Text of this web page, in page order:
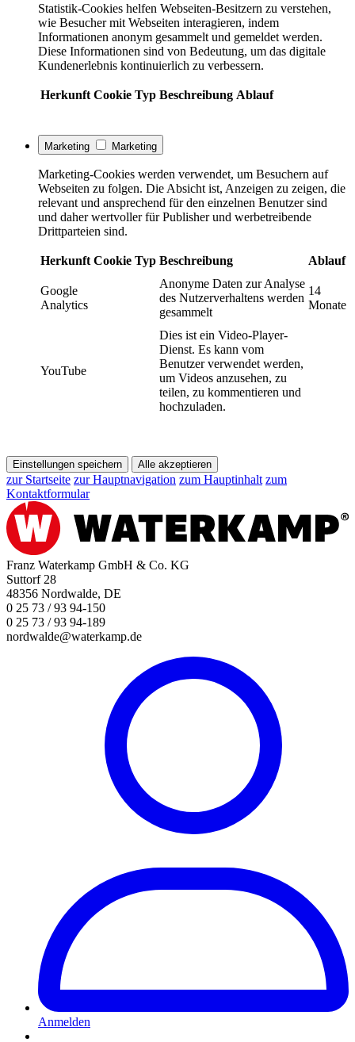
Statistik-Cookies helfen Webseiten-Besitzern zu verstehen,
wie Besucher mit Webseiten interagieren, indem
Informationen anonym gesammelt und gemeldet werden.
Diese Informationen sind von Bedeutung, um das digitale
Kundenerlebnis kontinuierlich zu verbessern.
Herkunft Cookie Typ Beschreibung Ablauf
Marketing Marketing
Marketing-Cookies werden verwendet, um Besuchern auf
Webseiten zu folgen. Die Absicht ist, Anzeigen zu zeigen, die
relevant und ansprechend für den einzelnen Benutzer sind
und daher wertvoller für Publisher und werbetreibende
Drittparteien sind.
Herkunft Cookie Typ Beschreibung Ablauf
Google
Analytics
Anonyme Daten zur Analyse
des Nutzerverhaltens werden
gesammelt
14
Monate
YouTube
Dies ist ein Video-Player-
Dienst. Es kann vom
Benutzer verwendet werden,
um Videos anzusehen, zu
teilen, zu kommentieren und
hochzuladen.
Einstellungen speichern Alle akzeptieren
zur Startseite zur Hauptnavigation zum Hauptinhalt zum
Kontaktformular
Franz Waterkamp GmbH & Co. KG
Suttorf 28
48356 Nordwalde, DE
0 25 73 / 93 94-150
0 25 73 / 93 94-189
nordwalde@waterkamp.de
Anmelden